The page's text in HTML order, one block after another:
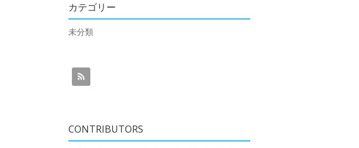
カテゴリー
未分類
CONTRIBUTORS